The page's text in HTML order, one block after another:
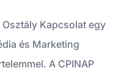
Kapcsolat egy
és Marketing
A CPINAP